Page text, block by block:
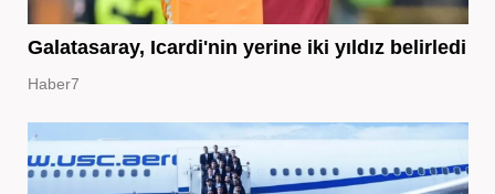
Galatasaray, Icardi'nin yerine iki yıldız belirledi
Haber7